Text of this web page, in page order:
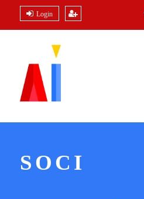
Login
SOCI